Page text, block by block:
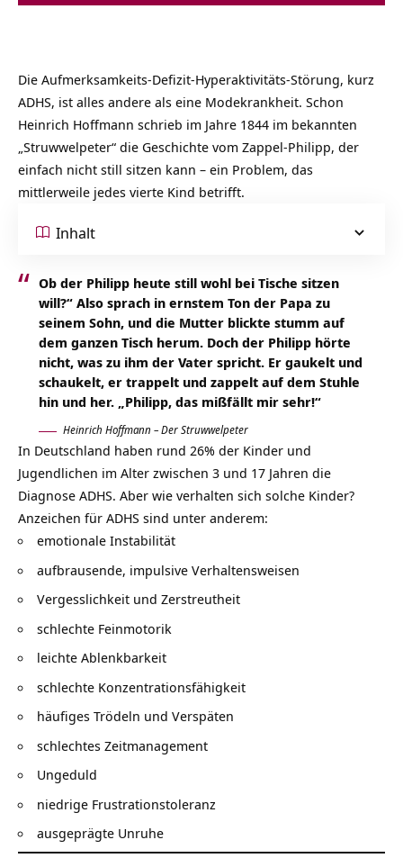
Die Aufmerksamkeits-Defizit-Hyperaktivitäts-Störung, kurz
ADHS, ist alles andere als eine Modekrankheit. Schon
Heinrich Hoffmann schrieb im Jahre 1844 im bekannten
„Struwwelpeter“ die Geschichte vom Zappel-Philipp, der
einfach nicht still sitzen kann – ein Problem, das
mittlerweile jedes vierte Kind betrifft.
Inhalt
Ob der Philipp heute still wohl bei Tische sitzen
will?“ Also sprach in ernstem Ton der Papa zu
seinem Sohn, und die Mutter blickte stumm auf
dem ganzen Tisch herum. Doch der Philipp hörte
nicht, was zu ihm der Vater spricht. Er gaukelt und
schaukelt, er trappelt und zappelt auf dem Stuhle
hin und her. „Philipp, das mißfällt mir sehr!“
Heinrich Hoffmann – Der Struwwelpeter
In Deutschland haben rund 26% der Kinder und
Jugendlichen im Alter zwischen 3 und 17 Jahren die
Diagnose ADHS. Aber wie verhalten sich solche Kinder?
Anzeichen für ADHS sind unter anderem:
emotionale Instabilität
aufbrausende, impulsive Verhaltensweisen
Vergesslichkeit und Zerstreutheit
schlechte Feinmotorik
leichte Ablenkbarkeit
schlechte Konzentrationsfähigkeit
häufiges Trödeln und Verspäten
schlechtes Zeitmanagement
Ungeduld
niedrige Frustrationstoleranz
ausgeprägte Unruhe